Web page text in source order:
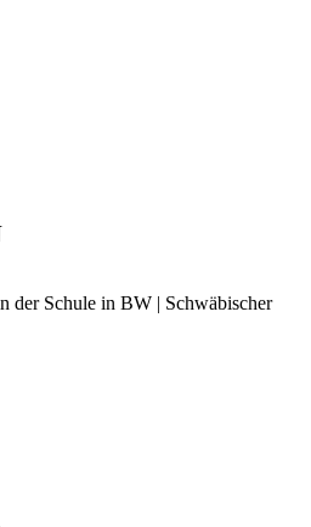
der Schule in BW | Schwäbischer